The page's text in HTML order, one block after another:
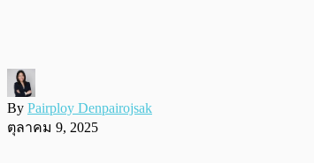
By Pairploy Denpairojsak
ตุลาคม 9, 2025